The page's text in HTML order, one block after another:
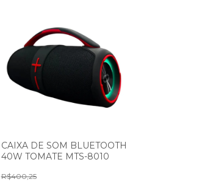
CAIXA DE SOM BLUETOOTH
40W TOMATE MTS-8010
R$400,25